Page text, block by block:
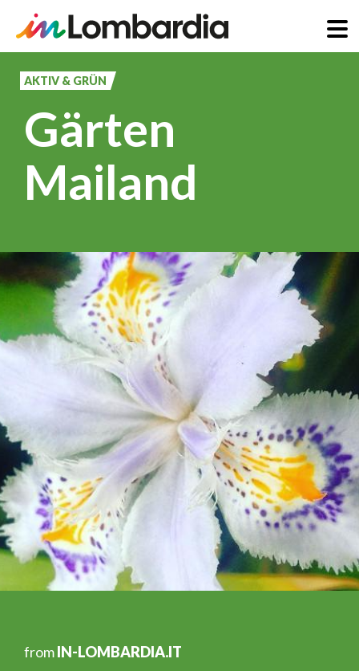
zumAKTIV & GRÜN
Gärten
Mailand
fromIN-LOMBARDIA.IT